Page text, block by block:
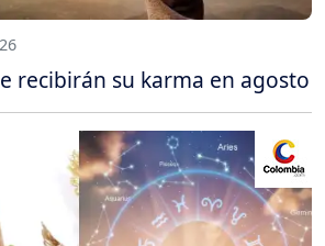
recibirán su karma en agosto